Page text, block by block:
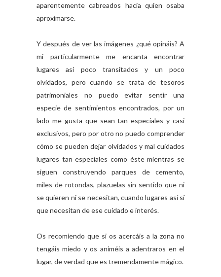
aparentemente cabreados hacia quien osaba
aproximarse.
Y después de ver las imágenes ¿qué opináis? A
mi particularmente me encanta encontrar
lugares así poco transitados y un poco
olvidados, pero cuando se trata de tesoros
patrimoniales no puedo evitar sentir una
especie de sentimientos encontrados, por un
lado me gusta que sean tan especiales y casi
exclusivos, pero por otro no puedo comprender
cómo se pueden dejar olvidados y mal cuidados
lugares tan especiales como éste mientras se
siguen construyendo parques de cemento,
miles de rotondas, plazuelas sin sentido que ni
se quieren ni se necesitan, cuando lugares así sí
que necesitan de ese cuidado e interés.
Os recomiendo que si os acercáis a la zona no
tengáis miedo y os animéis a adentraros en el
lugar, de verdad que es tremendamente mágico.